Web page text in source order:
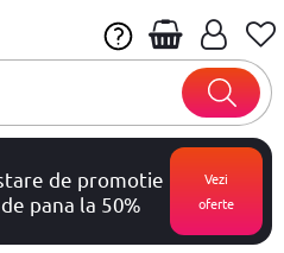
de promotie
pana la 50%
Vezi
oferte